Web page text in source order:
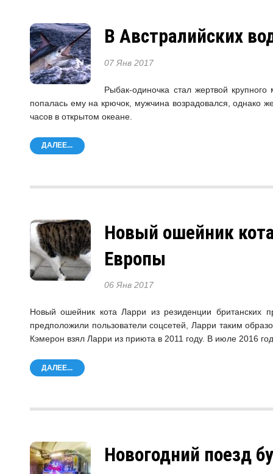
В Австралийских
07 Янв 2017
Рыбак-одиночка стал жертвой
попалась ему на крючок, мужчина возрадовался, однако
часов в открытом океане.
ДАЛЕЕ...
Новый ошейник
Европы
06 Янв 2017
Новый ошейник кота Ларри из резиденции британских
предположили пользователи соцсетей, Ларри таким
Кэмерон взял Ларри из приюта в 2011 году. В июле 2016
ДАЛЕЕ...
Новогодний поезд